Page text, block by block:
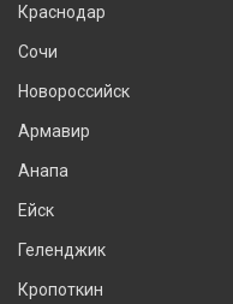
Краснодар
Сочи
Новороссийск
Армавир
Анапа
Ейск
Геленджик
Кропоткин